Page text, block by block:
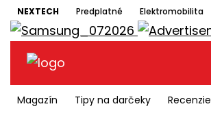
NEXTECH Predplatné Elektromobilita
Magazín Tipy na darčeky Recenzie